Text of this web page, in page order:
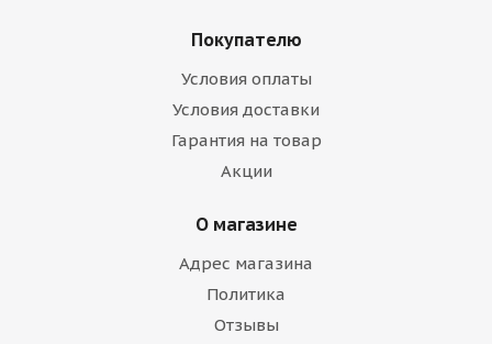
Покупателю
Условия оплаты
Условия доставки
Гарантия на товар
Акции
О магазине
Адрес магазина
Политика
Отзывы